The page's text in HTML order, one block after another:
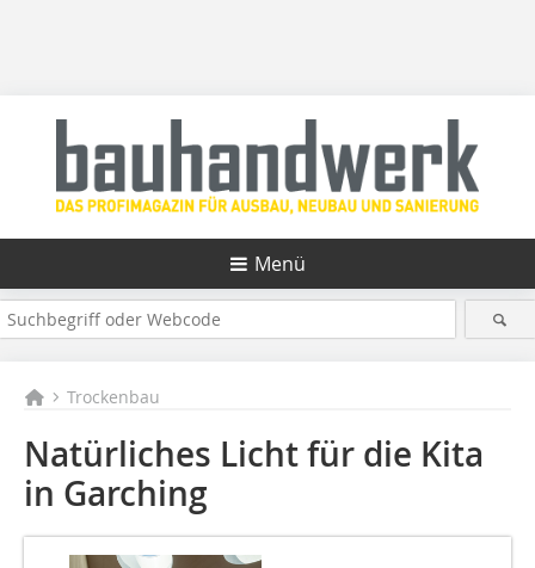
Menü
Trockenbau
Natürliches Licht für die Kita
in Garching